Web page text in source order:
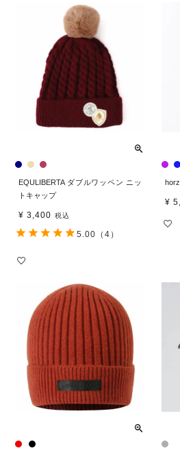
EQULIBERTA ダブルワッペン ニッ
トキャップ
¥ 3,400 税込
5.00 （4）
¥